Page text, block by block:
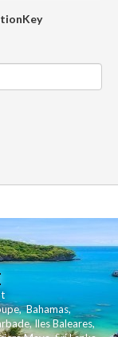
,Bahamas,
,Iles Baleares,